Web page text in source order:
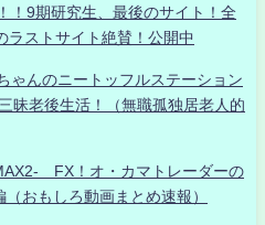
！9期研究生、最後のサイト！全
ラストサイト絶賛！公開中
ゃんのニートッフルステーション
昧老後生活！（無職孤独居老人的
FX！オ・カマトレーダーの
おもしろ動画まとめ速報）